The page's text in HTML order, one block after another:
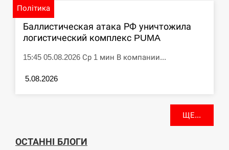
Політика
Баллистическая атака РФ уничтожила
логистический комплекс PUMA
15:45 05.08.2026 Ср 1 мин В компании...
5.08.2026
ЩЕ...
ОСТАННІ БЛОГИ